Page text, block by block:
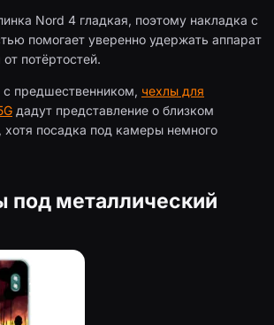
Nord 4 гладкая, поэтому накладка с
помогает уверенно удержать аппарат
потёртостей.
с предшественником, чехлы для
дадут представление о близком
посадка под камеры немного
под металлический